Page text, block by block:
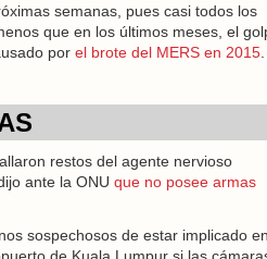
semanas, pues casi todos los
que en los últimos meses, el
por el brote del MERS en 2015
restos del agente nervioso
ante la ONU que no posee armas
sospechosos de estar implicado
de Kuala Lumpur si las